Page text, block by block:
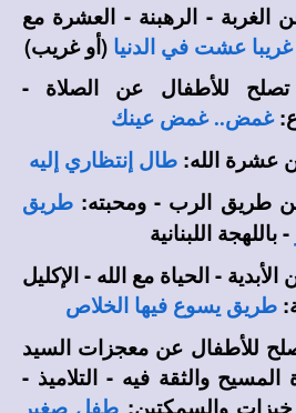
الغربة - الرهبنة - العشرة مع
غريبا عشت في الدنيا (أو غريب)
تصلح للأطفال عن الصلاة -
غمض.. غمض عينك
عشرة الله: طال إنتظاري إليه
طريق الرب - ومحبته: طريق
- باللهجة اللبنانية
- الحياة مع الله - الإكليل
طريق يسوع فيها الخلاص
للأطفال عن معجزات السيد
والثقة فيه - التلاميذ -
والسمكتين: طفل صغير